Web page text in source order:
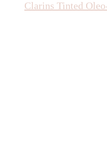
Clarins Tinted